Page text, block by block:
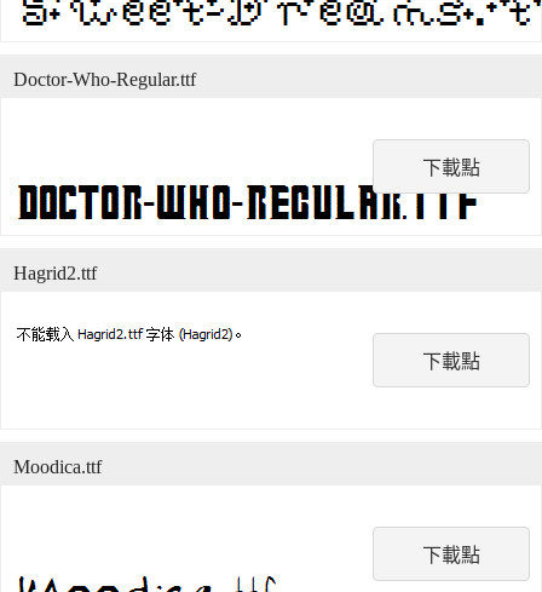
下載點
Doctor-Who-Regular.ttf
下載點
Hagrid2.ttf
下載點
Moodica.ttf